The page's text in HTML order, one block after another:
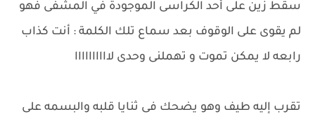
سقط زين على أحد الكراسى الموجودة في المشفى فهو
لم يقوى على الوقوف بعد سماع تلك الكلمة : أنت كذاب
رابعه لا يمكن تموت و تهملنى وحدى لاااااااااا
تقرب إليه طيف وهو يضحك فى ثنايا قلبه والبسمه على